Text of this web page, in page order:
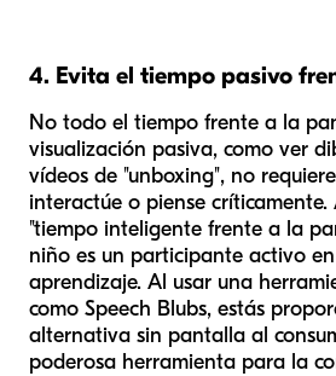
4. Evita el tiempo pasivo
No todo el tiempo frente a la
visualización pasiva, como ver
vídeos de "unboxing", no
interactúe o piense
"tiempo inteligente frente a la
niño es un participante activo
aprendizaje. Al usar una
como Speech Blubs, estás
alternativa sin pantalla al
poderosa herramienta para la